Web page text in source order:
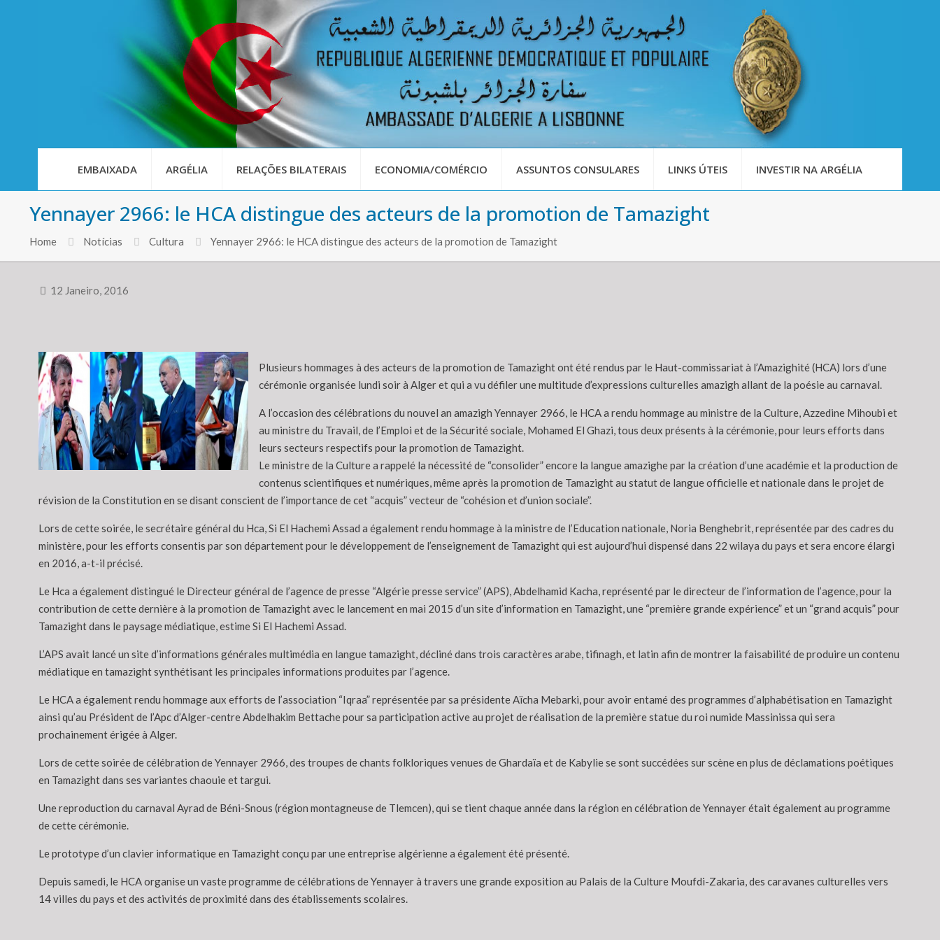
EMBAIXADA ARGÉLIA RELAÇÕES BILATERAIS ECONOMIA/COMÉRCIO ASSUNTOS CONSULARES LINKS ÚTEIS INVESTIR NA ARGÉLIA
Yennayer 2966: le HCA distingue des acteurs de la promotion de Tamazight
Home Notícias Cultura Yennayer 2966: le HCA distingue des acteurs de la promotion de Tamazight
12 Janeiro, 2016
Plusieurs hommages à des acteurs de la promotion de Tamazight ont été rendus par le Haut-commissariat à l’Amazighité (HCA) lors d’une
cérémonie organisée lundi soir à Alger et qui a vu défiler une multitude d’expressions culturelles amazigh allant de la poésie au carnaval.
A l’occasion des célébrations du nouvel an amazigh Yennayer 2966, le HCA a rendu hommage au ministre de la Culture, Azzedine Mihoubi et
au ministre du Travail, de l’Emploi et de la Sécurité sociale, Mohamed El Ghazi, tous deux présents à la cérémonie, pour leurs efforts dans
leurs secteurs respectifs pour la promotion de Tamazight.
Le ministre de la Culture a rappelé la nécessité de “consolider” encore la langue amazighe par la création d’une académie et la production de
contenus scientifiques et numériques, même après la promotion de Tamazight au statut de langue officielle et nationale dans le projet de
révision de la Constitution en se disant conscient de l’importance de cet “acquis” vecteur de “cohésion et d’union sociale”.
Lors de cette soirée, le secrétaire général du Hca, Si El Hachemi Assad a également rendu hommage à la ministre de l’Education nationale, Noria Benghebrit, représentée par des cadres du
ministère, pour les efforts consentis par son département pour le développement de l’enseignement de Tamazight qui est aujourd’hui dispensé dans 22 wilaya du pays et sera encore élargi
en 2016, a-t-il précisé.
Le Hca a également distingué le Directeur général de l’agence de presse “Algérie presse service” (APS), Abdelhamid Kacha, représenté par le directeur de l’information de l’agence, pour la
contribution de cette dernière à la promotion de Tamazight avec le lancement en mai 2015 d’un site d’information en Tamazight, une “première grande expérience” et un “grand acquis” pour
Tamazight dans le paysage médiatique, estime Si El Hachemi Assad.
L’APS avait lancé un site d’informations générales multimédia en langue tamazight, décliné dans trois caractères arabe, tifinagh, et latin afin de montrer la faisabilité de produire un contenu
médiatique en tamazight synthétisant les principales informations produites par l’agence.
Le HCA a également rendu hommage aux efforts de l’association “Iqraa” représentée par sa présidente Aïcha Mebarki, pour avoir entamé des programmes d’alphabétisation en Tamazight
ainsi qu’au Président de l’Apc d’Alger-centre Abdelhakim Bettache pour sa participation active au projet de réalisation de la première statue du roi numide Massinissa qui sera
prochainement érigée à Alger.
Lors de cette soirée de célébration de Yennayer 2966, des troupes de chants folkloriques venues de Ghardaïa et de Kabylie se sont succédées sur scène en plus de déclamations poétiques
en Tamazight dans ses variantes chaouie et targui.
Une reproduction du carnaval Ayrad de Béni-Snous (région montagneuse de Tlemcen), qui se tient chaque année dans la région en célébration de Yennayer était également au programme
de cette cérémonie.
Le prototype d’un clavier informatique en Tamazight conçu par une entreprise algérienne a également été présenté.
Depuis samedi, le HCA organise un vaste programme de célébrations de Yennayer à travers une grande exposition au Palais de la Culture Moufdi-Zakaria, des caravanes culturelles vers
14 villes du pays et des activités de proximité dans des établissements scolaires.